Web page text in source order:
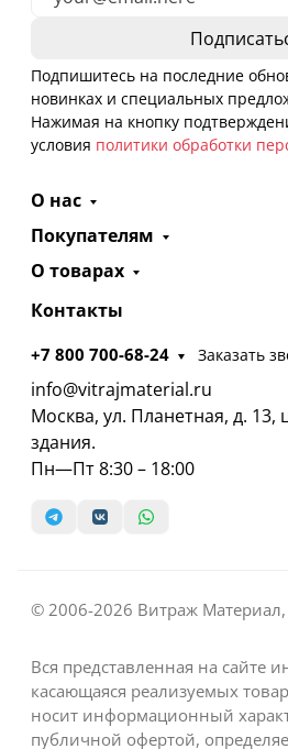
Подпишитесь на последние
новинках и специальных
Нажимая на кнопку
условия политики обработки
О нас
Покупателям
О товарах
Контакты
+7 800 700-68-24 Заказать
info@vitrajmaterial.ru
Москва, ул. Планетная, д. 13,
здания.
Пн—Пт 8:30 – 18:00
© 2006-2026 Витраж
Вся представленная на сайте
касающаяся реализуемых
носит информационный
публичной офертой,